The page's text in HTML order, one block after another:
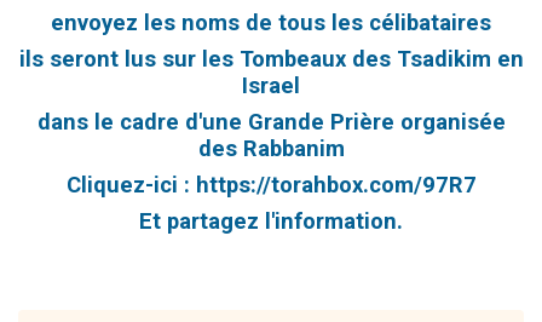
envoyez les noms de tous les célibataires
ils seront lus sur les Tombeaux des Tsadikim en
Israel
dans le cadre d'une Grande Prière organisée
des Rabbanim
Cliquez-ici : https://torahbox.com/97R7
Et partagez l'information.